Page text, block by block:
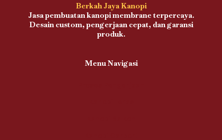
Berkah Jaya Kanopi
Jasa pembuatan kanopi membrane terpercaya.
Desain custom, pengerjaan cepat, dan garansi
produk.
Menu Navigasi